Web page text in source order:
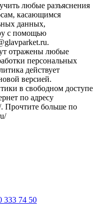
любые разъяснения
касающимся
данных,
с помощью
отражены любые
персональных
действует
версией.
в свободном доступе
по адресу
Прочтите больше по
333 74 50